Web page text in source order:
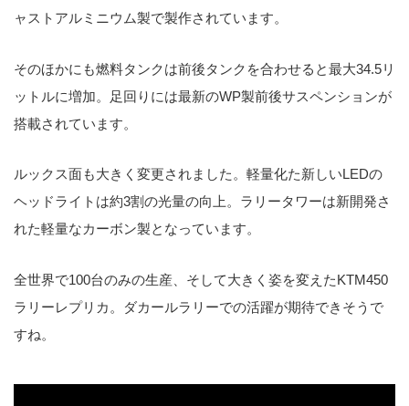
ャストアルミニウム製で製作されています。
そのほかにも燃料タンクは前後タンクを合わせると最大34.5リ
ットルに増加。足回りには最新のWP製前後サスペンションが
搭載されています。
ルックス面も大きく変更されました。軽量化た新しいLEDの
ヘッドライトは約3割の光量の向上。ラリータワーは新開発さ
れた軽量なカーボン製となっています。
全世界で100台のみの生産、そして大きく姿を変えたKTM450
ラリーレプリカ。ダカールラリーでの活躍が期待できそうで
すね。